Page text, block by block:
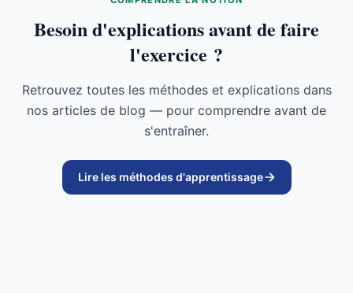
Besoin d'explications avant de faire
l'exercice ?
Retrouvez toutes les méthodes et explications dans
nos articles de blog — pour comprendre avant de
s'entraîner.
Lire les méthodes d'apprentissage